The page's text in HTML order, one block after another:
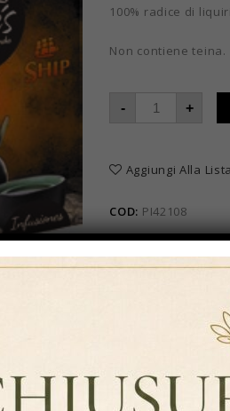
100% radice di
Non contiene teina.
- +
Aggiungi Alla
COD: PI42108
Categorie:Novità,
Brand:Ship